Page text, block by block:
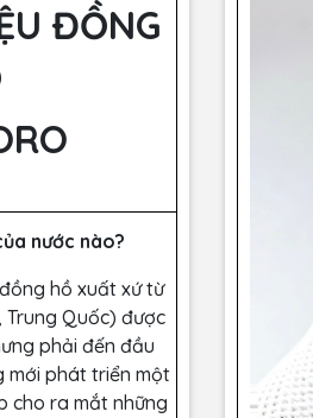
ĐỒNG
nước nào?
hồ xuất xứ từ
Trung Quốc) được
phải đến đầu
mới phát triển một
cho ra mắt những